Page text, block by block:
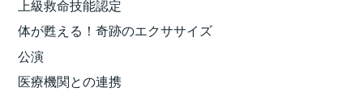
上級救命技能認定
体が甦える！奇跡のエクササイズ
公演
医療機関との連携